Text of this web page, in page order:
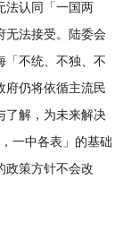
法认同「一国两
无法接受。陆委会
「不统、不独、不
府仍将依循主流民
了解，为未来解决
一中各表」的基础
政策方针不会改